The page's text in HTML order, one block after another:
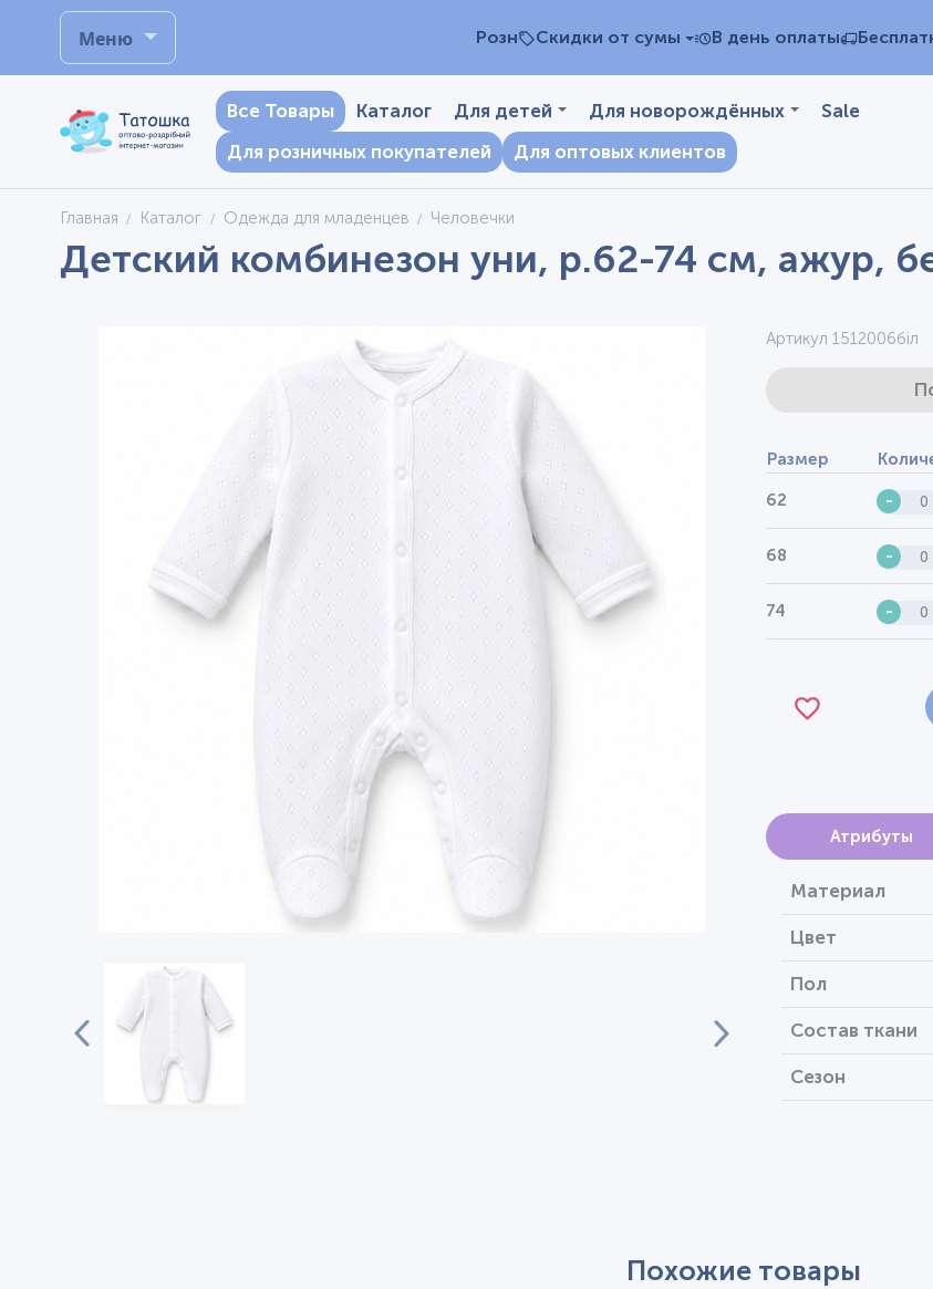
Меню Розн Скидки от сумы В день оплаты
Все Товары Каталог Для детей Для новорождённых
Sale
Для розничных покупателей
Для оптовых клиентов
Главная Каталог Одежда для младенцев Человечки
Детский комбинезон уни, р.62-74 см, ажур,
Артикул 1512006біл
Размер
62 -
68 -
74 -
Атрибуты
Материал
Цвет
Пол
Состав ткани
Сезон
Похожие товары